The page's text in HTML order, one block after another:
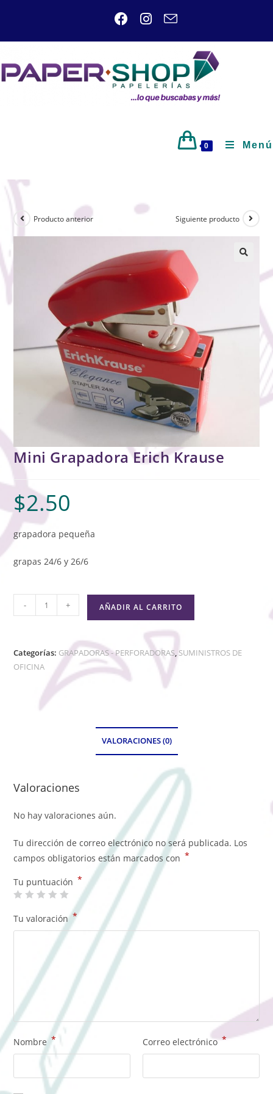
0 Menú
Producto anterior Siguiente producto
Mini Grapadora Erich Krause
$2.50
grapadora pequeña
grapas 24/6 y 26/6
- + AÑADIR AL CARRITO
Categorías: GRAPADORAS - PERFORADORAS, SUMINISTROS DE
OFICINA
VALORACIONES (0)
Valoraciones
No hay valoraciones aún.
Tu dirección de correo electrónico no será publicada. Los
campos obligatorios están marcados con *
Tu puntuación *
Tu valoración *
Nombre * Correo electrónico*